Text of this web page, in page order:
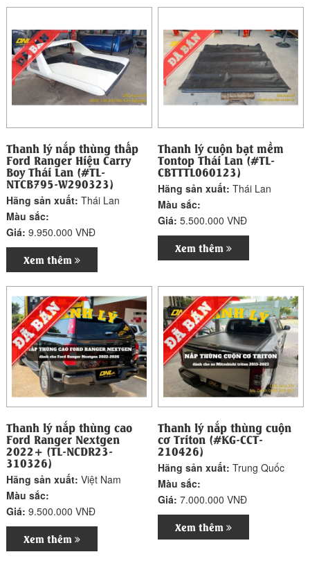
Thanh lý nắp thùng thấp
Ford Ranger Hiệu Carry
Boy Thái Lan (#TL-
NTCB795-W290323)
Hãng sản xuất:Thái Lan
Màu sắc:
Giá:9.950.000 VNĐ
Xem thêm
Thanh lý cuộn bạt mềm
Tontop Thái Lan (#TL-
CBTTTL060123)
Hãng sản xuất:Thái Lan
Màu sắc:
Giá:5.500.000 VNĐ
Xem thêm
Thanh lý nắp thùng cao
Ford Ranger Nextgen
2022+ (TL-NCDR23-
310326)
Hãng sản xuất:Việt Nam
Màu sắc:
Giá:9.500.000 VNĐ
Xem thêm
Thanh lý nắp thùng cuộn
cơ Triton (#KG-CCT-
210426)
Hãng sản xuất:Trung Quốc
Màu sắc:
Giá:7.000.000 VNĐ
Xem thêm